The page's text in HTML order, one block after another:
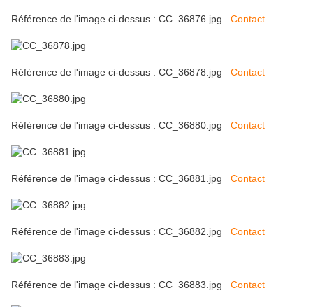
Référence de l'image ci-dessus : CC_36876.jpg Contact
Référence de l'image ci-dessus : CC_36878.jpg Contact
Référence de l'image ci-dessus : CC_36880.jpg Contact
Référence de l'image ci-dessus : CC_36881.jpg Contact
Référence de l'image ci-dessus : CC_36882.jpg Contact
Référence de l'image ci-dessus : CC_36883.jpg Contact